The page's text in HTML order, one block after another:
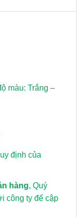
màu: Trắng –
định của
hàng, Quý
công ty để cập